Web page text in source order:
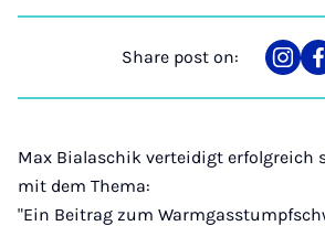
Share post on:
on
Max Bialaschik verteidigt erfolgreich
mit dem Thema:
"Ein Beitrag zum